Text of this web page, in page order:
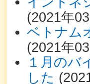
(2021年
ベトナム
(2021年
１月のバ
した (